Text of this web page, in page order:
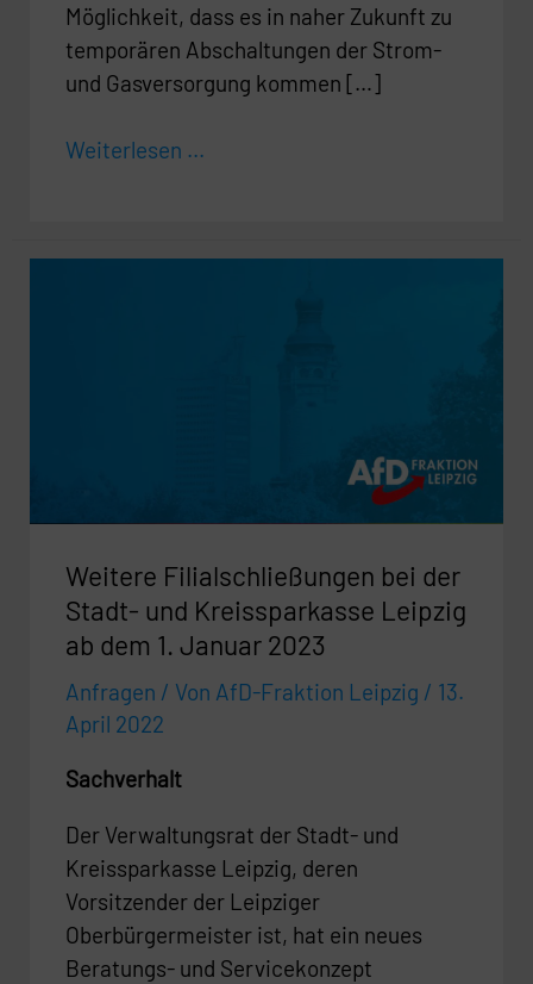
Möglichkeit, dass es in naher Zukunft zu
temporären Abschaltungen der Strom-
und Gasversorgung kommen […]
Weiterlesen ...
Weitere Filialschließungen bei der
Stadt- und Kreissparkasse Leipzig
ab dem 1. Januar 2023
Anfragen / Von AfD-Fraktion Leipzig / 13.
April 2022
Sachverhalt
Der Verwaltungsrat der Stadt- und
Kreissparkasse Leipzig, deren
Vorsitzender der Leipziger
Oberbürgermeister ist, hat ein neues
Beratungs- und Servicekonzept
dem
1.
Januar